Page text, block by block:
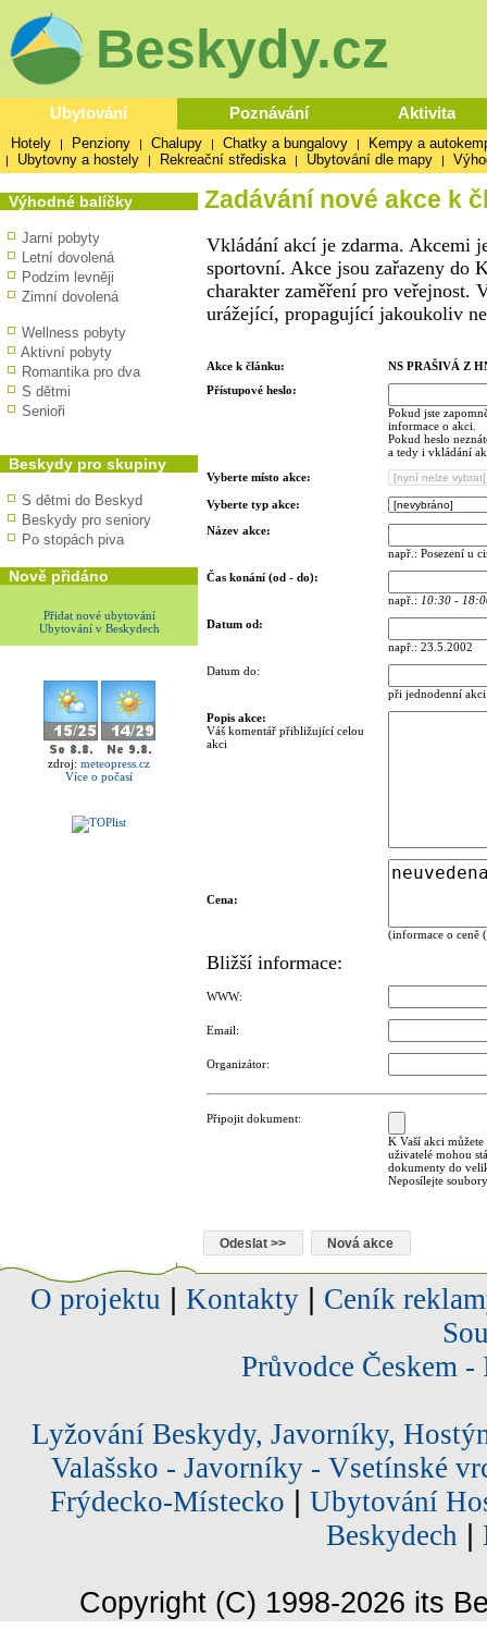
Beskydy.cz
Ubytování Poznávání Aktivita
Hotely | Penziony | Chalupy | Chatky a bungalovy | Kempy a
| Ubytovny a hostely | Rekreační střediska | Ubytování dle mapy |
Výhodné balíčky
Jarní pobyty
Letní dovolená
Podzim levněji
Zimní dovolená
Wellness pobyty
Aktivní pobyty
Romantika pro dva
S dětmi
Senioři
Beskydy pro skupiny
S dětmi do Beskyd
Beskydy pro seniory
Po stopách piva
Nově přidáno
Přidat nové ubytování
Ubytování v Beskydech
zdroj: meteopress.cz
Více o počasí
Zadávání nové akce k
Vkládání akcí je zdarma. Akcemi
sportovní. Akce jsou zařazeny do
charakter zaměření pro veřejnost.
urážející, propagující jakoukoliv
Akce k článku:
NS PRAŠIVÁ Z
Přístupové heslo:
Pokud jste
informace o akci.
Pokud heslo
a tedy i vkládání
Vyberte místo akce:
Vyberte typ akce:
Název akce:
např.: Posezení u
Čas konání (od - do):
např.: 10:30 -
Datum od:
např.: 23.5.2002
Datum do:
při jednodenní
Popis akce:
Váš komentář přibližující celou
akci
Cena:
(informace o ceně
Bližší informace:
WWW:
Email:
Organizátor:
Připojit dokument:
K Vaší akci
uživatelé mohou
dokumenty do
Neposílejte
O projektu Kontakty| Ceník
Průvodce Českem
Lyžování Beskydy, Javorníky,
Valašsko - Javorníky - Vsetínské
Frýdecko-Místecko
Ubytování
Beskydech
Copyright (C) 1998-2026 its